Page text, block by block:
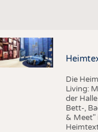
Die
Living:
der
Bett-,
& Meet"